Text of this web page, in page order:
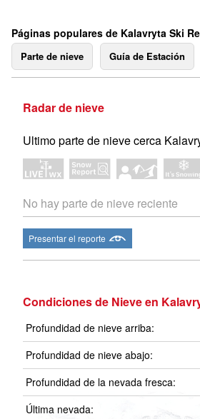
Páginas populares de Kalavryta Ski
Parte de nieve Guía de Estación
Radar de nieve
Ultimo parte de nieve cerca
No hay parte de nieve reciente
Presentar el reporte
Condiciones de Nieve en
Profundidad de nieve arriba:
Profundidad de nieve abajo:
Profundidad de la nevada fresca:
Última nevada: